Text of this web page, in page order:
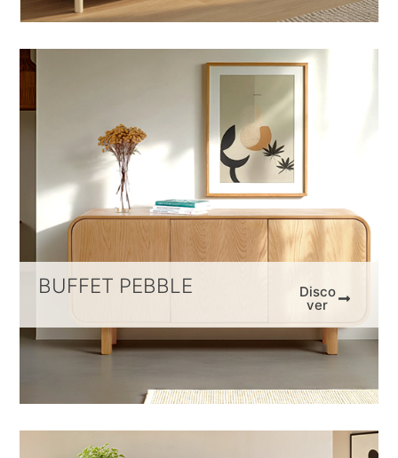
BUFFET PEBBLE Disco
ver